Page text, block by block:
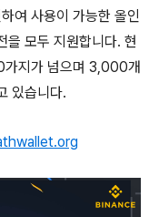
여 사용이 가능한 올인
을 모두 지원합니다. 현
가지가 넘으며 3,000개
있습니다.